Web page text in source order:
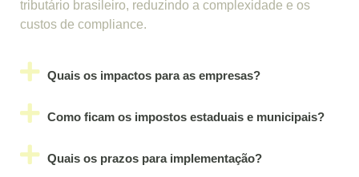
tributário brasileiro, reduzindo a complexidade e os
custos de compliance.
Quais os impactos para as empresas?
Como ficam os impostos estaduais e municipais?
Quais os prazos para implementação?